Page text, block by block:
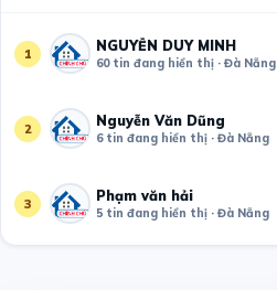
1 NGUYỄN DUY MINH
60 tin đang hiển thị · Đà Nẵng
2 Nguyễn Văn Dũng
6 tin đang hiển thị · Đà Nẵng
3 Phạm văn hải
5 tin đang hiển thị · Đà Nẵng